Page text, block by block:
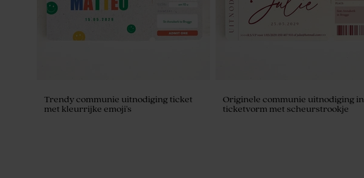
Trendy communie uitnodiging ticket
met kleurrijke emoji's
Originele communie uitnodiging in
ticketvorm met scheurstrookje